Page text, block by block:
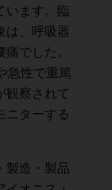
います。臨
は、呼吸器
でした。
急性で重篤
観察されて
ニターする
製造・製品